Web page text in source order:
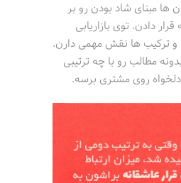
ها مبنای شاد بودن رو بر
دادن. توی بازاریابی
و ترکیب ها نقش مهمی دارن.
مطالب رو با چه ترتیبی
دلخواه روی مشتری برسه.